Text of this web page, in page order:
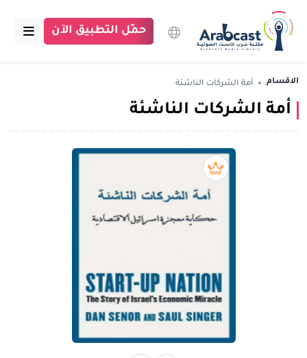
الرئيسية
مكتبة عرب كاست
تبرع للمكتبة
تسجيل الدخول
حمّل التطبيق الآن
الاقسام أمة الشركات الناشئة
أمة الشركات الناشئة
بريميوم book